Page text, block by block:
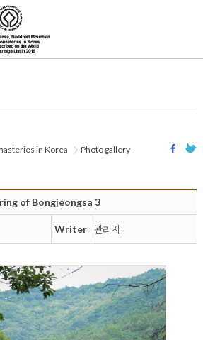
in Korea Photo gallery
of Bongjeongsa 3
Writer 관리자